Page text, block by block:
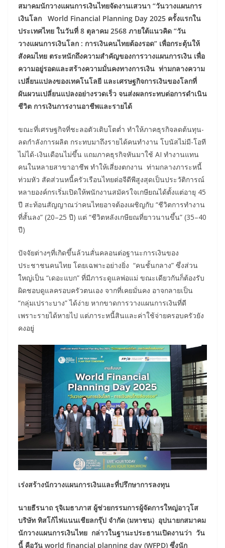
สมาคมนักวางแผนการเงินไทยจัดงานเสวนา “วันวางแผนการ
เงินโลก
World Financial Planning Day 2025 ครั้งแรกใน
ประเทศไทย ในวันที่ 8 ตุลาคม 2568 ภายใต้แนวคิด “วัน
วางแผนการเงินโลก : การเงินคนไทยต้องรอด” เพื่อกระตุ้นให้
สังคมไทย ตระหนักถึงความสำคัญของการวางแผนการเงิน เพื่อ
ความอยู่รอดและสร้างความมั่นคงทางการเงิน ท่ามกลางความ
เปลี่ยนแปลงของเทคโนโลยี และเศรษฐกิจการเงินของโลกที่
ผันผวนเปลี่ยนแปลงอย่างรวดเร็ว จนส่งผลกระทบต่อการดำเนิน
ชีวิต การเงินการงานอาชีพและรายได้
ขณะที่เศรษฐกิจที่ชะลอตัวเติบโตต่ำ ทำให้ภาคธุรกิจลดต้นทุน-
ลดกำลังการผลิต กระทบมาถึงรายได้คนทำงาน โบนัสไม่มี-โอที
ไม่ได้-เงินเดือนไม่ขึ้น แถมภาคธุรกิจหันมาใช้ AI ทำงานแทน
คนในหลายสาขาอาชีพ ทำให้เสี่ยงตกงาน ท่ามกลางภาระหนี้
ท่วมหัว สัดส่วนหนี้ครัวเรือนไทยต่อจีดีพีสูงสุดเป็นประวัติการณ์
หลายองค์กรเริ่มเปิดให้พนักงานสมัครใจเกษียณได้ตั้งแต่อายุ 45
ปี สะท้อนสัญญาณว่าคนไทยอาจต้องเผชิญกับ “ชีวิตการทำงาน
ที่สั้นลง” (20–25 ปี) แต่ “ชีวิตหลังเกษียณที่ยาวนานขึ้น” (35–40
ปี)
ปัจจัยต่างๆที่เกิดขึ้นล้วนสั่นคลอนต่อฐานะการเงินของ
ประชาชนคนไทย โดยเฉพาะอย่างยิ่ง “คนชั้นกลาง” ซึ่งส่วน
ใหญ่เป็น “เดอะแบก” ที่มีภาระดูแลพ่อแม่ ขณะเดียวกันก็ต้องรับ
ผิดชอบดูแลครอบครัวตนเอง จากที่เคยมั่นคง อาจกลายเป็น
“กลุ่มเปราะบาง” ได้ง่าย หากขาดการวางแผนการเงินที่ดี
เพราะรายได้หายไป แต่ภาระหนี้สินและค่าใช้จ่ายครอบครัวยัง
คงอยู่
เร่งสร้างนักวางแผนการเงินและที่ปรึกษาการลงทุน
นายธีรนาถ รุจิเมธาภาส ผู้ช่วยกรรมการผู้จัดการใหญ่อาวุโส
บริษัท ทิสโก้ไฟแนนเชียลกรุ๊ป จำกัด (มหาชน) อุปนายกสมาคม
นักวางแผนการเงินไทย กล่าวในฐานะประธานเปิดงานว่า วัน
นี้ คือวัน world financial planning day (WFPD) ซึ่งนัก